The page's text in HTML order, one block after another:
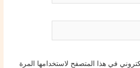
في هذا المتصفح لاستخدامها المرة